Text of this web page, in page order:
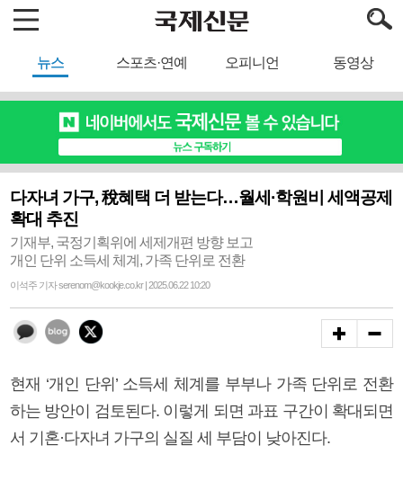
뉴스 스포츠·연예 오피니언 동영상
다자녀 가구, 稅혜택 더 받는다…월세·학원비 세액공제
확대 추진
기재부, 국정기획위에 세제개편 방향 보고
개인 단위 소득세 체계, 가족 단위로 전환
이석주 기자 serenom@kookje.co.kr | 2025.06.22 10:20
현재 ‘개인 단위’ 소득세 체계를 부부나 가족 단위로 전환
하는 방안이 검토된다. 이렇게 되면 과표 구간이 확대되면
서 기혼·다자녀 가구의 실질 세 부담이 낮아진다.